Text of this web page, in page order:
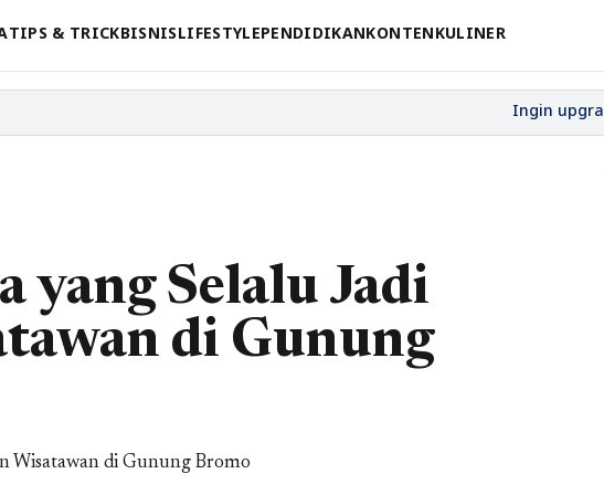
TIPS & TRICKBISNISLIFESTYLEPENDIDIKANKONTENKULINER
yang Selalu Jadi
di Gunung